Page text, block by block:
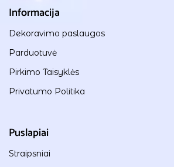
Informacija
Dekoravimo paslaugos
Parduotuvė
Pirkimo Taisyklės
Privatumo Politika
Puslapiai
Straipsniai